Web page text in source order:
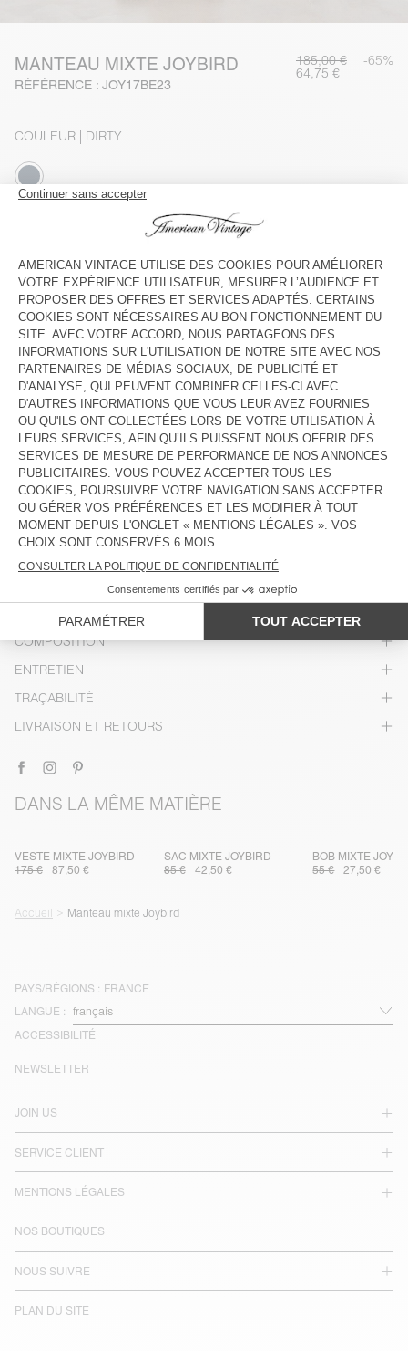
MANTEAU MIXTE JOYBIRD
RÉFÉRENCE : JOY17BE23
185,00 € -65%
64,75 €
COULEUR | DIRTY
Le mannequin mesure 173 cm et porte une taille S-M
GUIDE DES TAILLES
Livraison estimée entre le mercredi 12 août et le vendredi 14
août
AJOUTER AU PANIER
VOIR LE LOOK
TAILLE ET COUPE
COMPOSITION
ENTRETIEN
TRAÇABILITÉ
LIVRAISON ET RETOURS
DANS LA MÊME MATIÈRE
VESTE MIXTE JOYBIRD
175 €
87,50 €
SAC MIXTE JOYBIRD
85 €
42,50 €
BOB MIXTE
55 €
27,50 €
Accueil Manteau mixte Joybird
PAYS/RÉGIONS : FRANCE
LANGUE :
ACCESSIBILITÉ
JOIN US
SERVICE CLIENT
MENTIONS LÉGALES
NOS BOUTIQUES
NOUS SUIVRE
PLAN DU SITE
NEWSLETTER